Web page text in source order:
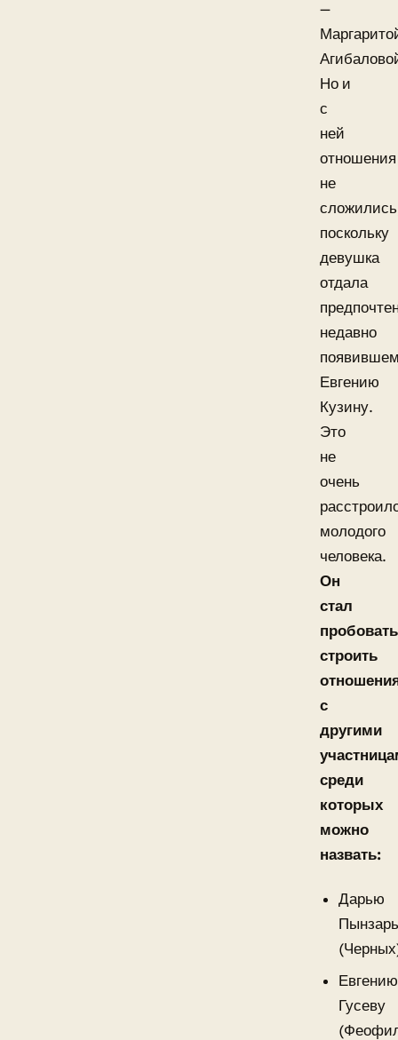
—
Но и
с
ней
отношения
не
поскольку
девушка
отдала
недавно
Евгению
Кузину.
Это
не
очень
молодого
человека.
Он
стал
пробовать
строить
с
другими
среди
которых
можно
назвать:
Дарью
Евгению
Гусеву